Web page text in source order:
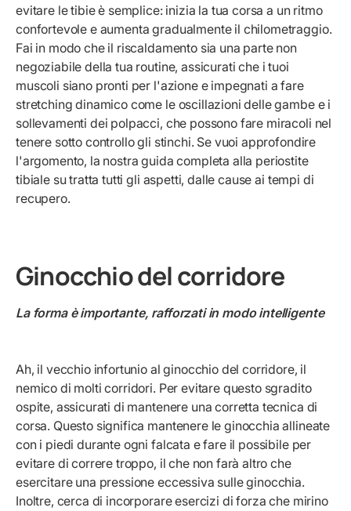
evitare le tibie è semplice: inizia la tua corsa a un ritmo
confortevole e aumenta gradualmente il chilometraggio.
Fai in modo che il riscaldamento sia una parte non
negoziabile della tua routine, assicurati che i tuoi
muscoli siano pronti per l'azione e impegnati a fare
stretching dinamico come le oscillazioni delle gambe e i
sollevamenti dei polpacci, che possono fare miracoli nel
tenere sotto controllo gli stinchi. Se vuoi approfondire
l'argomento, la nostra guida completa alla periostite
tibiale sutratta tutti gli aspetti, dalle cause ai tempi di
recupero.
Ginocchio del corridore
La forma è importante, rafforzati in modo intelligente
Ah, il vecchio infortunio al ginocchio del corridore, il
nemico di molti corridori. Per evitare questo sgradito
ospite, assicurati di mantenere una corretta tecnica di
corsa. Questo significa mantenere le ginocchia allineate
con i piedi durante ogni falcata e fare il possibile per
evitare di correre troppo, il che non farà altro che
esercitare una pressione eccessiva sulle ginocchia.
Inoltre, cerca di incorporare esercizi di forza che mirino